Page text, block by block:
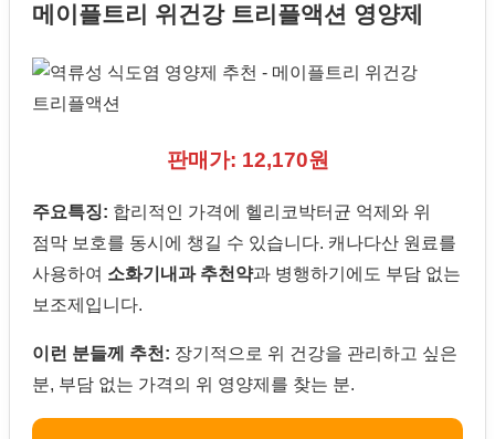
메이플트리 위건강 트리플액션 영양제
판매가: 12,170원
주요특징: 합리적인 가격에 헬리코박터균 억제와 위
점막 보호를 동시에 챙길 수 있습니다. 캐나다산 원료를
사용하여 소화기내과 추천약과 병행하기에도 부담 없는
보조제입니다.
이런 분들께 추천: 장기적으로 위 건강을 관리하고 싶은
분, 부담 없는 가격의 위 영양제를 찾는 분.